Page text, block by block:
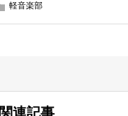
軽音楽部
関連記事